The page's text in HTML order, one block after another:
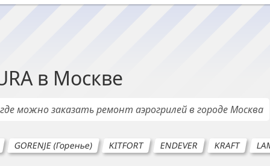
в Москве
можно заказать ремонт аэрогрилейв городеМосква
GORENJE (Горенье) KITFORT ENDEVER KRAFT